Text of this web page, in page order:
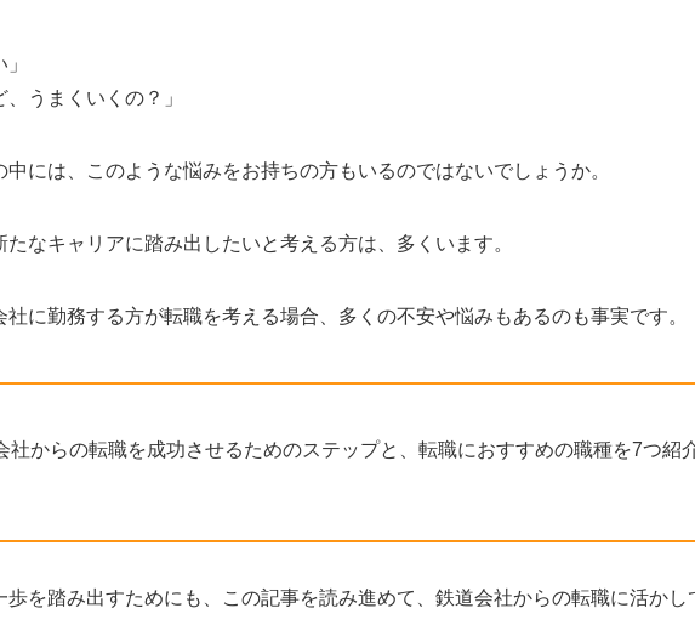
うまくいくの？」
には、このような悩みをお持ちの方もいるのではないでしょうか。
なキャリアに踏み出したいと考える方は、多くいます。
に勤務する方が転職を考える場合、多くの不安や悩みもあるのも事実です。
社からの転職を成功させるためのステップと、転職におすすめの職種を7つ紹
を踏み出すためにも、この記事を読み進めて、鉄道会社からの転職に活かし